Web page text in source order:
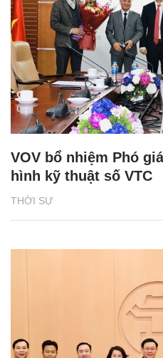
THỜI SỰ
VOV bổ nhiệm Phó
hình kỹ thuật số VTC